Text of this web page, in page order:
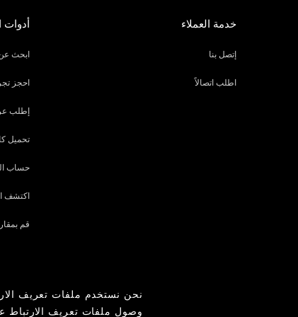
نحن نستخدم ملفات تعريف
وصول ملفات تعريف الارتباط
خدمة العملاء
إتصل بنا
اطلب اتصالاً
أدوات
ابحث
احجز
إطلب
تحميل
حساب
اكتشف
قم
الموقع العالمي الأخبار غرفة